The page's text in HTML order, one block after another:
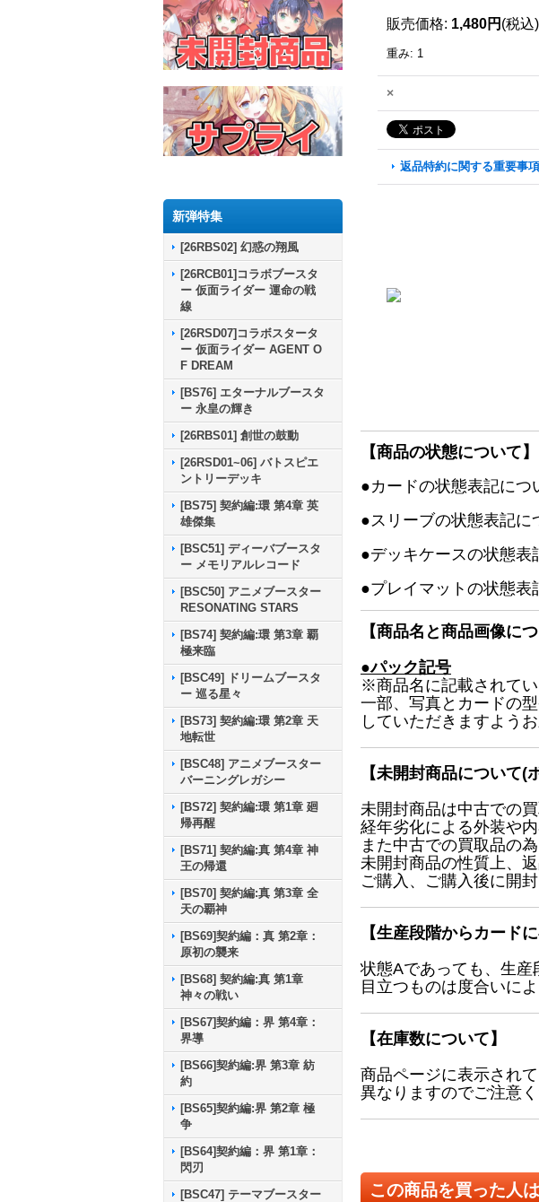
新弾特集
[26RBS02] 幻惑の翔風
[26RCB01]コラボブースタ
ー 仮面ライダー 運命の戦
線
[26RSD07]コラボスタータ
ー 仮面ライダー AGENT O
F DREAM
[BS76] エターナルブースタ
ー 永皇の輝き
[26RBS01] 創世の鼓動
[26RSD01~06] バトスピエ
ントリーデッキ
[BS75] 契約編:環 第4章 英
雄傑集
[BSC51] ディーバブースタ
ー メモリアルレコード
[BSC50] アニメブースター
RESONATING STARS
[BS74] 契約編:環 第3章 覇
極来臨
[BSC49] ドリームブースタ
ー 巡る星々
[BS73] 契約編:環 第2章 天
地転世
[BSC48] アニメブースター
バーニングレガシー
[BS72] 契約編:環 第1章 廻
帰再醒
[BS71] 契約編:真 第4章 神
王の帰還
[BS70] 契約編:真 第3章 全
天の覇神
[BS69]契約編：真 第2章：
原初の襲来
[BS68] 契約編:真 第1章
神々の戦い
[BS67]契約編：界 第4章：
界導
[BS66]契約編:界 第3章 紡
約
[BS65]契約編:界 第2章 極
争
[BS64]契約編：界 第1章：
閃刃
[BSC47] テーマブースター
販売価格: 1,480円 (税込)
重み: 1
×
返品特約に関する重要事項
【商品の状態について】
●カードの状態表記につ
●スリーブの状態表記に
●デッキケースの状態表
●プレイマットの状態表
【商品名と商品画像につ
●パック記号
※商品名に記載されてい
一部、写真とカードの
していただきますよう
【未開封商品について(
未開封商品は中古での
経年劣化による外装や
また中古での買取品の
未開封商品の性質上、
ご購入、ご購入後に開
【生産段階からカード
状態Aであっても、生
目立つものは度合いに
【在庫数について】
商品ページに表示され
異なりますのでご注意く
この商品を買った人